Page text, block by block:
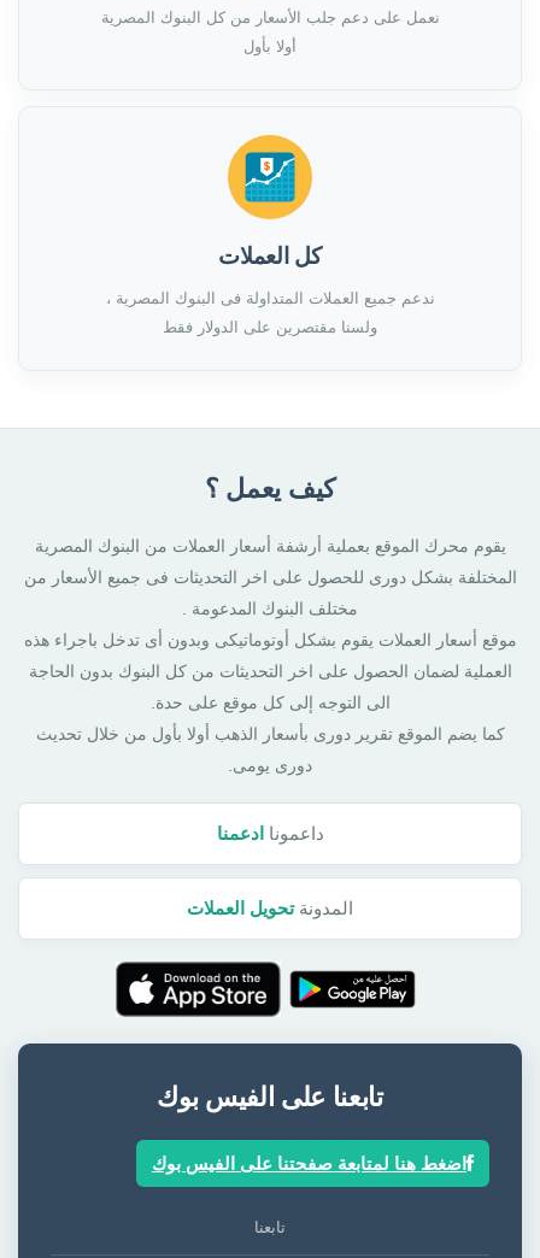
نعمل على دعم جلب الأسعار من كل البنوك المصرية
أولا بأول
كل العملات
ندعم جميع العملات المتداولة فى البنوك المصرية ،
ولسنا مقتصرين على الدولار فقط
كيف يعمل ؟
يقوم محرك الموقع بعملية أرشفة أسعار العملات من البنوك المصرية
المختلفة بشكل دورى للحصول على اخر التحديثات فى جميع الأسعار من
مختلف البنوك المدعومة .
موقع أسعار العملات يقوم بشكل أوتوماتيكى وبدون أى تدخل باجراء هذه
العملية لضمان الحصول على اخر التحديثات من كل البنوك بدون الحاجة
الى التوجه إلى كل موقع على حدة.
كما يضم الموقع تقرير دورى بأسعار الذهب أولا بأول من خلال تحديث
دورى يومى.
داعمونا ادعمنا
المدونةتحويل العملات
تابعنا على الفيس بوك
اضغط هنا لمتابعة صفحتنا على الفيس بوك
تابعنا